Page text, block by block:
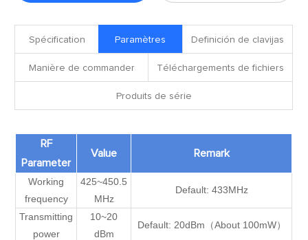
Spécification Paramètres Definición de clavijas
Manière de commander Téléchargements de fichiers
Produits de série
RF
Parameter
Value Remark
Working
frequency
425~450.5
MHz
Default: 433MHz
Transmitting
power
10~20
dBm
Default: 20dBm（About 100mW）